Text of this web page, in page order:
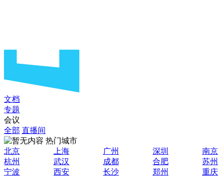
文档
专题
会议
全部 直播间
热门城市
北京
上海 广州 深圳
南京
杭州
武汉 成都 合肥
苏州
宁波
西安 长沙 郑州
重庆